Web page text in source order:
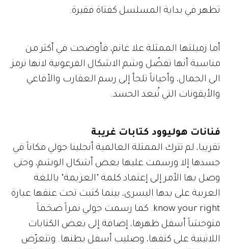
تظهر في بداية المسلسل كفتاة فقيرة.
أما زميلتها الممثلة علا غانم، فأوضحت في أكثر من
مناسبة أنها تفضّل وشم الاشكال الفرعونية لانها ترمز
الى الجمال، وأحياناً تلجأ إلى رسم العقارب والأفاعي
والأيقونات التي تُبعد الحسد.
فنانات هوليوود كتابات غريبة
تقريبا، لم تترك الممثلة العالمية أنجلينا جولي مكاناً في
جسدها إلا ورسمت عليها بعض أشكال الوشم، وحتى
وصل بها الأمر إلى إعتماد كلمة "العزيمة" باللغة
العربية على يدها اليسرى، بينما كتبت تحت عنقها عبارة
know your right. كما رسمت جولي نمراً ضخماً
متوحشاً أسفل ظهرها، إضافة إلى بعض الكتابات
اللاتينية على كتفها، وصليب أسفل بطنها. وتتعرّض